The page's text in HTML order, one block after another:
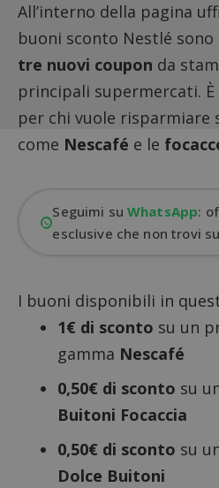
All’interno della pagina
buoni sconto Nestlé
tre nuovi coupon da
principali supermercati.
per chi vuole
come Nescafé e le
Seguimi suWhatsApp:
esclusive che non trovi
I buoni disponibili in
1€ di sconto su un
gamma Nescafé
0,50€ di sconto su
Buitoni Focaccia
0,50€ di sconto su
Dolce Buitoni